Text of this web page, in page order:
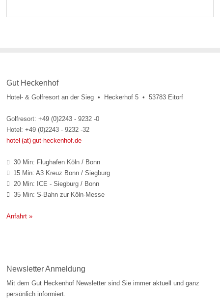
Gut Heckenhof
Hotel- & Golfresort an der Sieg • Heckerhof 5 • 53783 Eitorf
Golfresort: +49 (0)2243 - 9232 -0
Hotel: +49 (0)2243 - 9232 -32
hotel (at) gut-heckenhof.de
 30 Min: Flughafen Köln / Bonn
 15 Min: A3 Kreuz Bonn / Siegburg
 20 Min: ICE - Siegburg / Bonn
 35 Min: S-Bahn zur Köln-Messe
Anfahrt »
Newsletter Anmeldung
Mit dem Gut Heckenhof Newsletter sind Sie immer aktuell und ganz
persönlich informiert.